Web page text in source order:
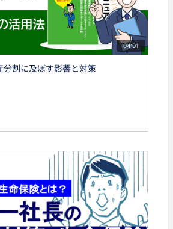
04:01
分割に及ぼす影響と対策